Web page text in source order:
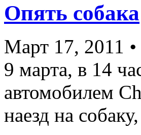
Опять собака
Март 17, 2011 •
9 марта, в 14
автомобилем
наезд на